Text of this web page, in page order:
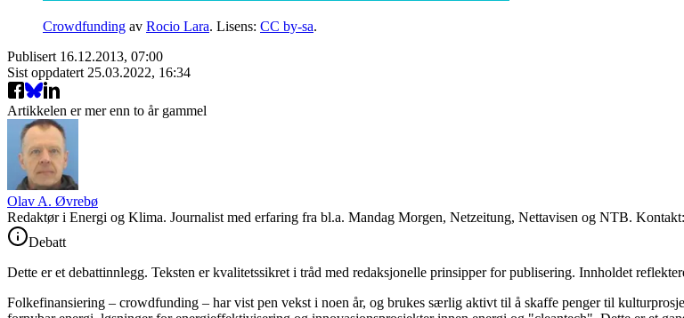
Crowdfunding av Rocio Lara. Lisens: CC by-sa.
Publisert 16.12.2013, 07:00
Sist oppdatert 25.03.2022, 16:34
Artikkelen er mer enn to år gammel
Olav A. Øvrebø
Redaktør i Energi og Klima. Journalist med erfaring fra bl.a. Mandag Morgen, Netzeitung, Nettavisen og NTB.
Debatt
Dette er et debattinnlegg. Teksten er kvalitetssikret i tråd med redaksjonelle prinsipper for publisering. Innholdet
Folkefinansiering – crowdfunding – har vist pen vekst i noen år, og brukes særlig aktivt til å skaffe penger til